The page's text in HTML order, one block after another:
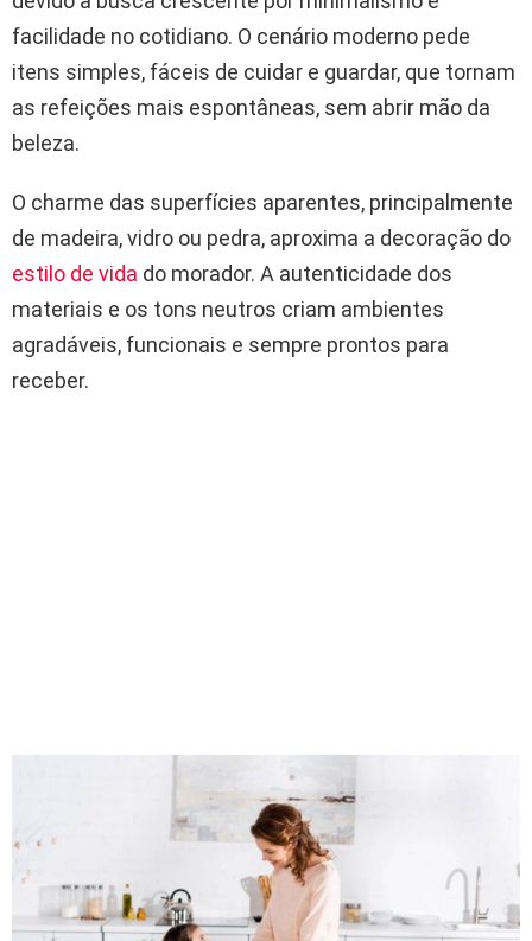
facilidade no cotidiano. O cenário moderno pede
itens simples, fáceis de cuidar e guardar, que tornam
as refeições mais espontâneas, sem abrir mão da
beleza.
O charme das superfícies aparentes, principalmente
de madeira, vidro ou pedra, aproxima a decoração do
estilo de vida do morador. A autenticidade dos
materiais e os tons neutros criam ambientes
agradáveis, funcionais e sempre prontos para
receber.